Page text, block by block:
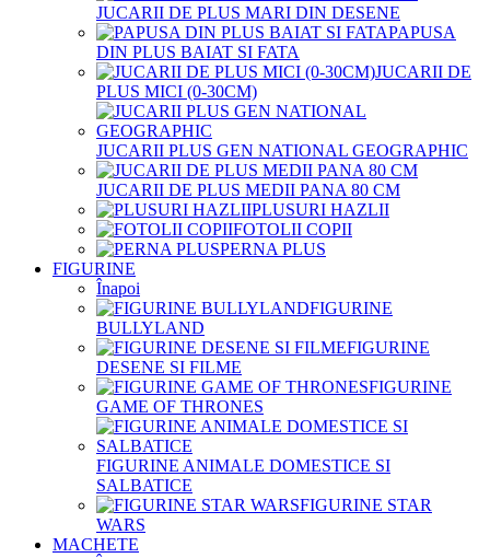
JUCARII DE PLUS MARI DIN DESENE
PAPUSA
DIN PLUS BAIAT SI FATA
JUCARII DE
PLUS MICI (0-30CM)
JUCARII PLUS GEN NATIONAL GEOGRAPHIC
JUCARII DE PLUS MEDII PANA 80 CM
PLUSURI HAZLII
FOTOLII COPII
PERNA PLUS
FIGURINE
Înapoi
FIGURINE
BULLYLAND
FIGURINE
DESENE SI FILME
FIGURINE
GAME OF THRONES
FIGURINE ANIMALE DOMESTICE SI
SALBATICE
FIGURINE STAR
WARS
MACHETE